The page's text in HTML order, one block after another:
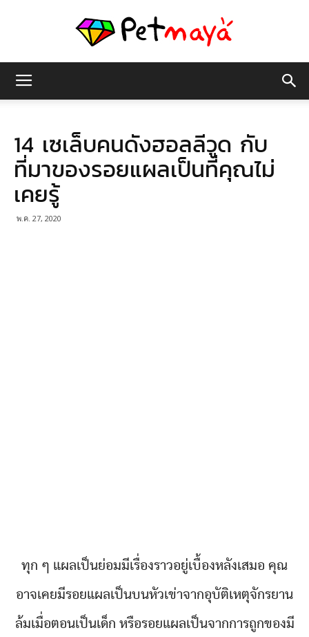
มายา
14 เซเล็บคนดังฮอลลีวูด กับ
ที่มาของรอยแผลเป็นที่คุณไม่
เคยรู้
พ.ค. 27, 2020
ทุก ๆ แผลเป็นย่อมมีเรื่องราวอยู่เบื้องหลังเสมอ คุณ
อาจเคยมีรอยแผลเป็นบนหัวเข่าจากอุบัติเหตุจักรยาน
ล้มเมื่อตอนเป็นเด็ก หรือรอยแผลเป็นจากการถูกของมี